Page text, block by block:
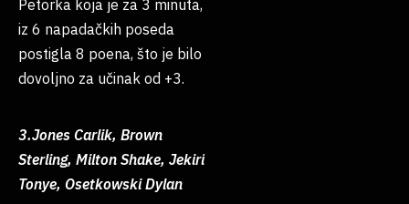
Petorka koja je za 3 minuta,
iz 6 napadačkih poseda
postigla 8 poena, što je bilo
dovoljno za učinak od +3.
3.Jones Carlik, Brown
Sterling, Milton Shake, Jekiri
Tonye, Osetkowski Dylan